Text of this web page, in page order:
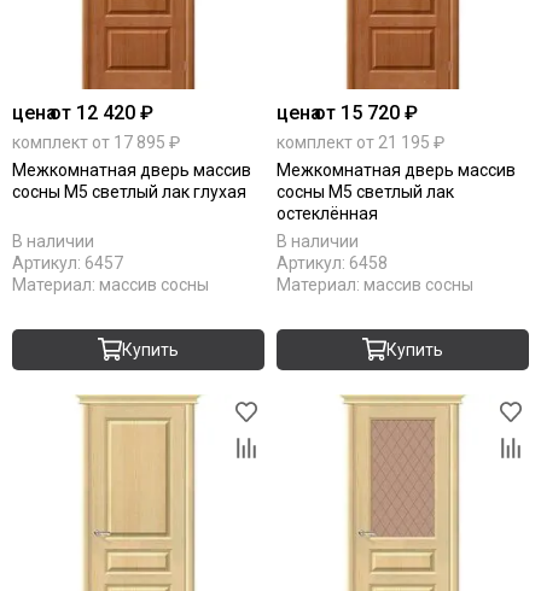
ценаот 12 420 ₽
комплект от 17 895 ₽
Межкомнатная дверь массив
сосны М5 светлый лак глухая
В наличии
Артикул: 6457
Материал: массив сосны
Купить
ценаот 15 720 ₽
комплект от 21 195 ₽
Межкомнатная дверь массив
сосны М5 светлый лак
остеклённая
В наличии
Артикул: 6458
Материал: массив сосны
Купить